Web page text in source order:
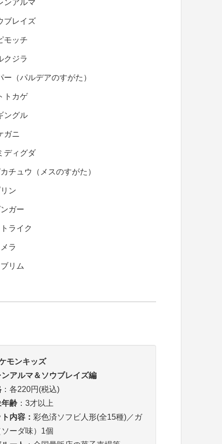
ンアルマ
ブレイズ
モッチ
クジラ
ー（パルデアのすがた）
トカゲ
ングル
ガニ
ディグダ
チュウ（メスのすがた）
ン
ガー
ライク
ラ
リム
モンキッズ
ンアルマ＆ソウブレイズ編
：各220円(税込)
齢 ：3才以上
内容： 彩色済ソフビ人形(全15種)／ガ
ソーダ味）1個